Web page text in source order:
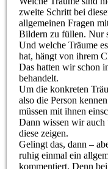
zweite Schritt bei
allgemeinen Fragen
Bildern zu füllen. Nur
Und welche Träume
hat, hängt von ihrem
Das hatten wir schon
behandelt.
Um die konkreten
also die Person
müssen mit ihnen
Dann wissen wir auch
diese zeigen.
Gelingt das, dann –
ruhig einmal ein
kommentiert. Denn